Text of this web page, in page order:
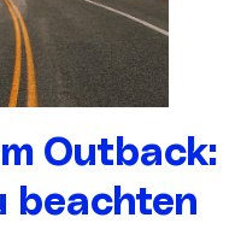
Outback:
beachten